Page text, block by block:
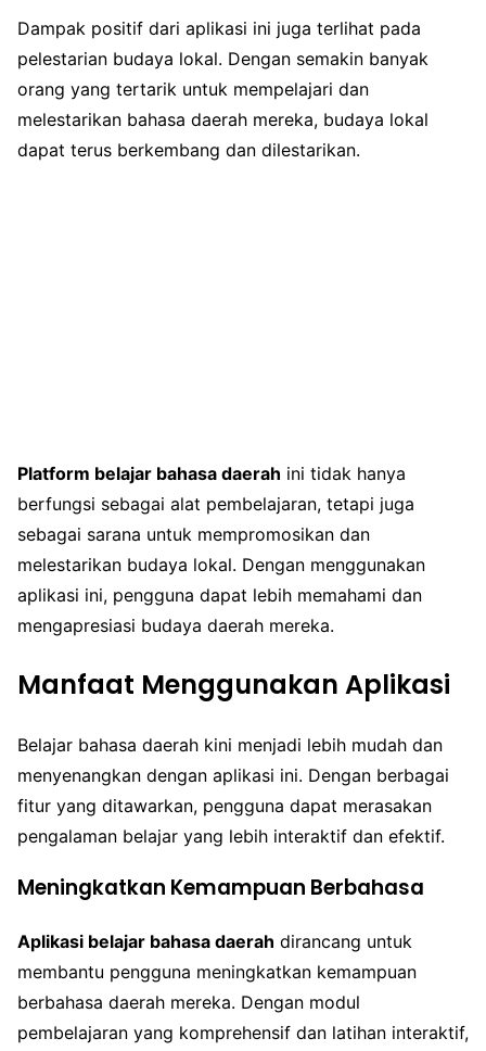
Dampak positif dari aplikasi ini juga terlihat pada
pelestarian budaya lokal. Dengan semakin banyak
orang yang tertarik untuk mempelajari dan
melestarikan bahasa daerah mereka, budaya lokal
dapat terus berkembang dan dilestarikan.
Platform belajar bahasa daerah ini tidak hanya
berfungsi sebagai alat pembelajaran, tetapi juga
sebagai sarana untuk mempromosikan dan
melestarikan budaya lokal. Dengan menggunakan
aplikasi ini, pengguna dapat lebih memahami dan
mengapresiasi budaya daerah mereka.
Manfaat Menggunakan Aplikasi
Belajar bahasa daerah kini menjadi lebih mudah dan
menyenangkan dengan aplikasi ini. Dengan berbagai
fitur yang ditawarkan, pengguna dapat merasakan
pengalaman belajar yang lebih interaktif dan efektif.
Meningkatkan Kemampuan Berbahasa
Aplikasi belajar bahasa daerah dirancang untuk
membantu pengguna meningkatkan kemampuan
berbahasa daerah mereka. Dengan modul
pembelajaran yang komprehensif dan latihan interaktif,